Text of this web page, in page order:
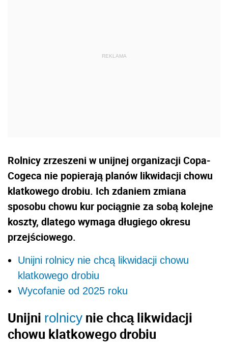
Rolnicy zrzeszeni w unijnej organizacji Copa-
Cogeca nie popierają planów likwidacji chowu
klatkowego drobiu. Ich zdaniem zmiana
sposobu chowu kur pociągnie za sobą kolejne
koszty, dlatego wymaga długiego okresu
przejściowego.
Unijni rolnicy nie chcą likwidacji chowu
klatkowego drobiu
Wycofanie od 2025 roku
Unijni rolnicy nie chcą likwidacji
chowu klatkowego drobiu